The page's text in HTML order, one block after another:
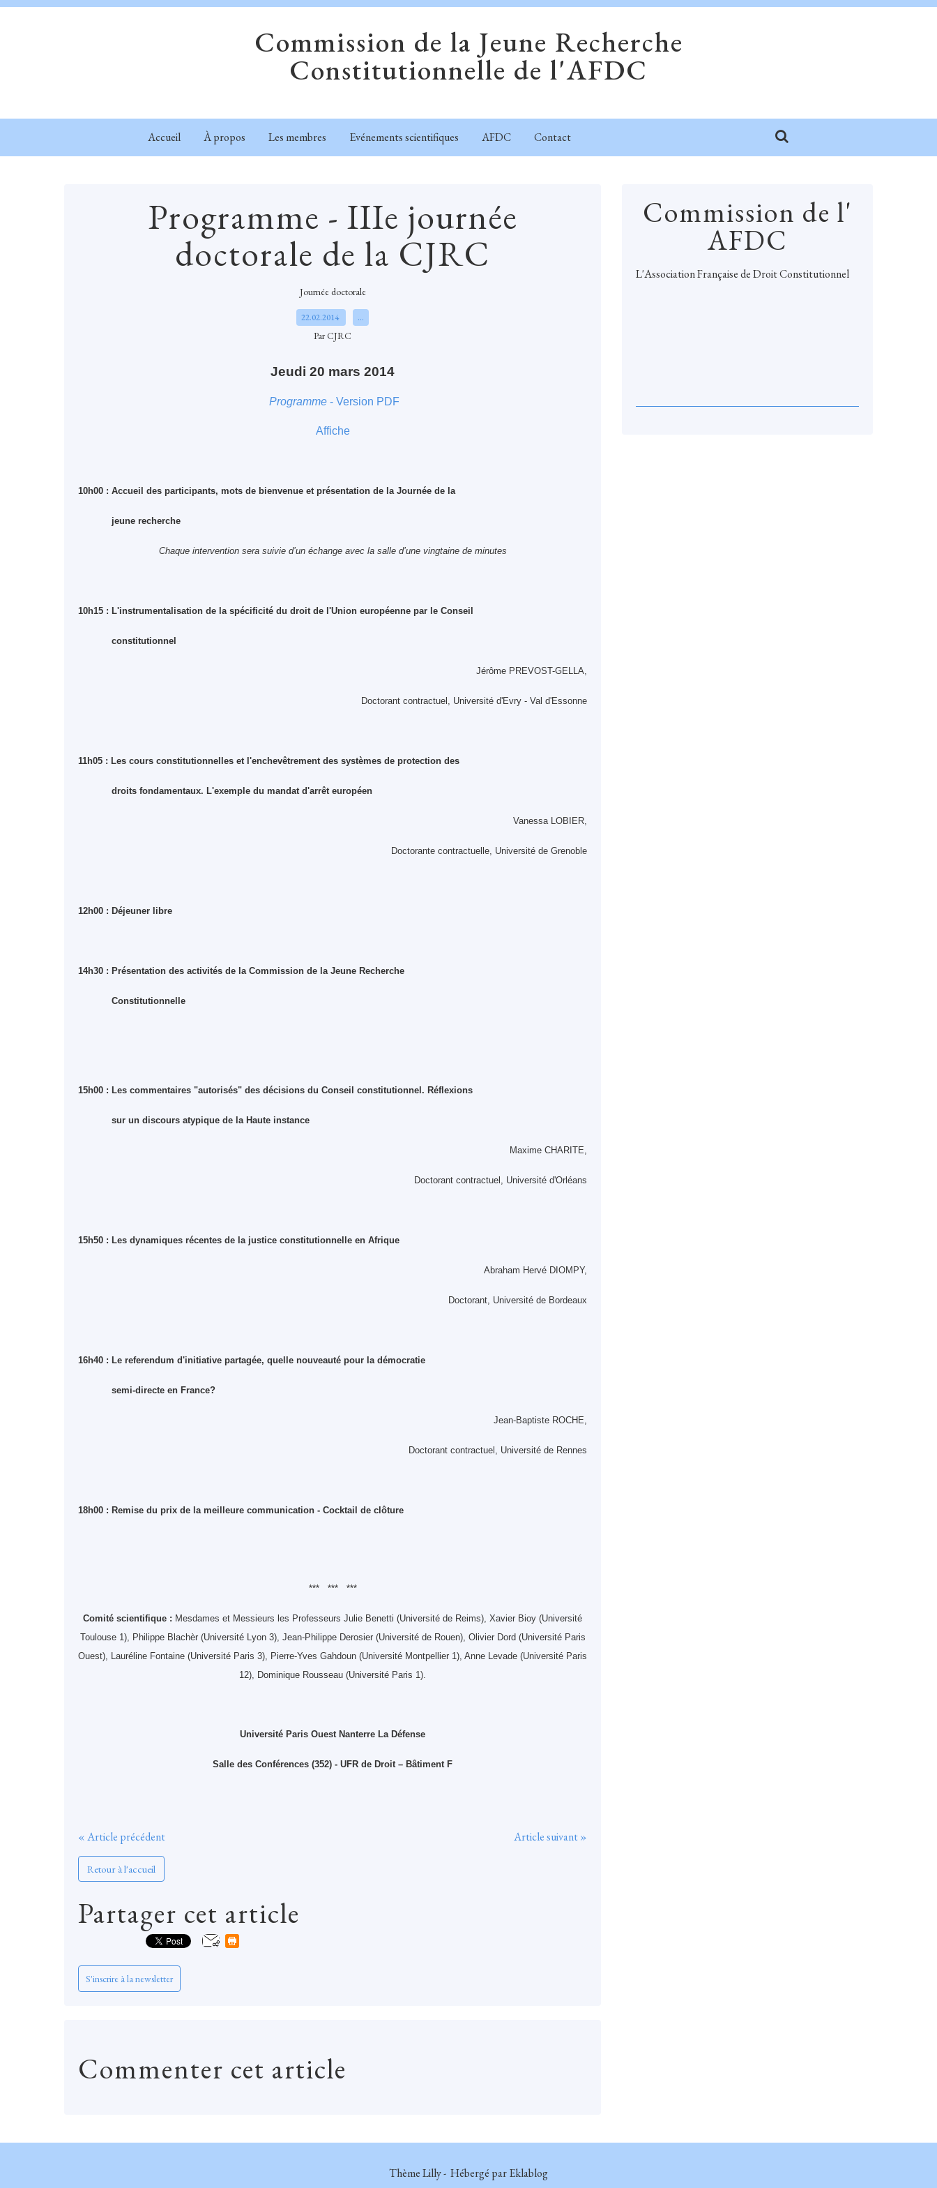
Commission de la Jeune Recherche
Constitutionnelle de l'AFDC
Accueil À propos Les membres Evénements scientifiques AFDC Contact
Programme - IIIe journée
doctorale de la CJRC
Journée doctorale
22.02.2014 …
Par CJRC
Jeudi 20 mars 2014
Programme- Version PDF
Affiche
10h00 : Accueil des participants, mots de bienvenue et présentation de la Journée de la
jeune recherche
Chaque intervention sera suivie d’un échange avec la salle d’une vingtaine de minutes
10h15 : L'instrumentalisation de la spécificité du droit de l'Union européenne par le Conseil
constitutionnel
Jérôme PREVOST-GELLA,
Doctorant contractuel, Université d'Evry - Val d'Essonne
11h05 : Les cours constitutionnelles et l'enchevêtrement des systèmes de protection des
droits fondamentaux. L'exemple du mandat d'arrêt européen
Vanessa LOBIER,
Doctorante contractuelle, Université de Grenoble
12h00 : Déjeuner libre
14h30 : Présentation des activités de la Commission de la Jeune Recherche
Constitutionnelle
15h00 : Les commentaires "autorisés" des décisions du Conseil constitutionnel. Réflexions
sur un discours atypique de la Haute instance
Maxime CHARITE,
Doctorant contractuel, Université d'Orléans
15h50 : Les dynamiques récentes de la justice constitutionnelle en Afrique
Abraham Hervé DIOMPY,
Doctorant, Université de Bordeaux
16h40 : Le referendum d'initiative partagée, quelle nouveauté pour la démocratie
semi-directe en France?
Jean-Baptiste ROCHE,
Doctorant contractuel, Université de Rennes
18h00 : Remise du prix de la meilleure communication - Cocktail de clôture
*** *** ***
Comité scientifique : Mesdames et Messieurs les Professeurs Julie Benetti (Université de Reims), Xavier Bioy (Université
Toulouse 1), Philippe Blachèr (Université Lyon 3), Jean-Philippe Derosier (Université de Rouen), Olivier Dord (Université Paris
Ouest), Lauréline Fontaine (Université Paris 3), Pierre-Yves Gahdoun (Université Montpellier 1), Anne Levade (Université Paris
12), Dominique Rousseau (Université Paris 1).
Université Paris Ouest Nanterre La Défense
Salle des Conférences (352) - UFR de Droit – Bâtiment F
« Article précédent Article suivant »
Retour à l'accueil
Partager cet article
S'inscrire à la newsletter
Commenter cet article
Commission de l'
AFDC
L'Association Française de Droit Constitutionnel
Thème Lilly - Hébergé parEklablog